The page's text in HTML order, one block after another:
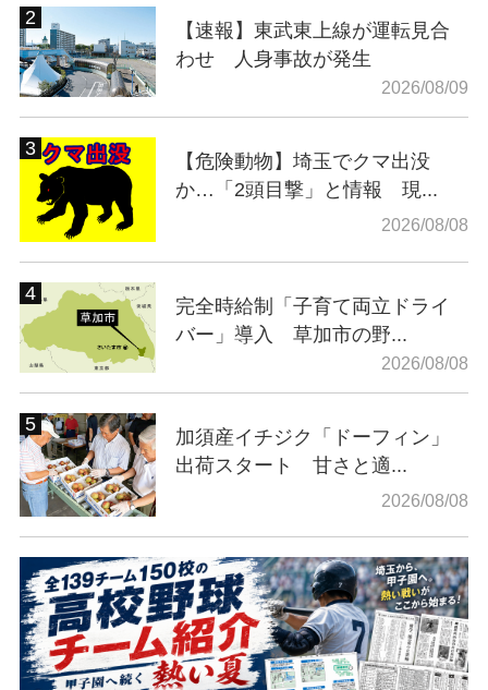
【速報】東武東上線が運転見合
わせ 人身事故が発生
2026/08/09
【危険動物】埼玉でクマ出没
か…「2頭目撃」と情報 現...
2026/08/08
完全時給制「子育て両立ドライ
バー」導入 草加市の野...
2026/08/08
加須産イチジク「ドーフィン」
出荷スタート 甘さと適...
2026/08/08